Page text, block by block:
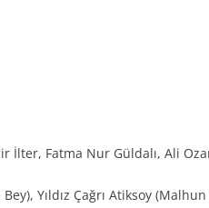
İlter, Fatma Nur Güldalı, Ali
Yıldız Çağrı Atiksoy